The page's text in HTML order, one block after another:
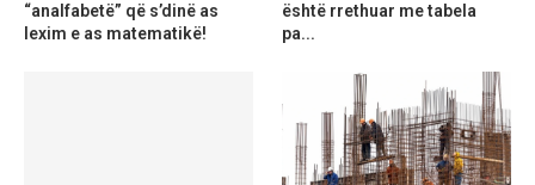
“analfabetë” që s’dinë as
lexim e as matematikë!
është rrethuar me tabela
pa...